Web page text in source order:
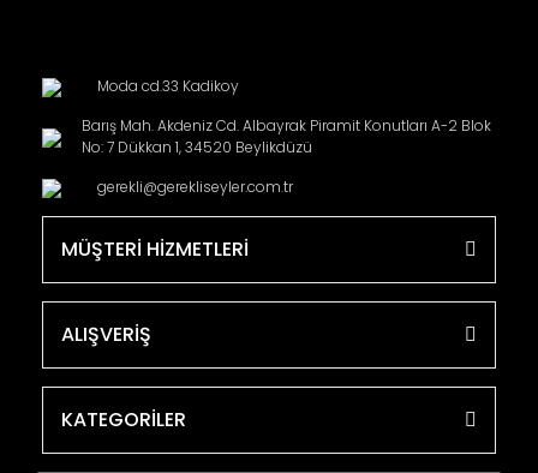
Moda cd.33 Kadikoy
Barış Mah. Akdeniz Cd. Albayrak Piramit Konutları A-2 Blok
No: 7 Dükkan 1, 34520 Beylikdüzü
gerekli@gerekliseyler.com.tr
MÜŞTERİ HİZMETLERİ
ALIŞVERİŞ
KATEGORİLER